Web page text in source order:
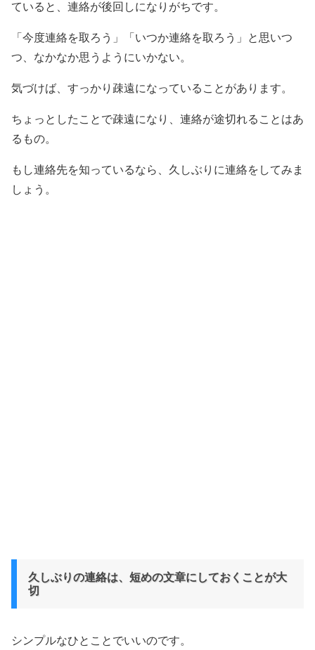
ていると、連絡が後回しになりがちです。
「今度連絡を取ろう」「いつか連絡を取ろう」と思いつ
つ、なかなか思うようにいかない。
気づけば、すっかり疎遠になっていることがあります。
ちょっとしたことで疎遠になり、連絡が途切れることはあ
るもの。
もし連絡先を知っているなら、久しぶりに連絡をしてみま
しょう。
久しぶりの連絡は、短めの文章にしておくことが大
切
シンプルなひとことでいいのです。